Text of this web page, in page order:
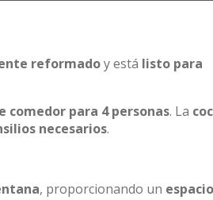
reformadoy está listo para
comedor para 4 personas. La
necesarios.
, proporcionando un espacio